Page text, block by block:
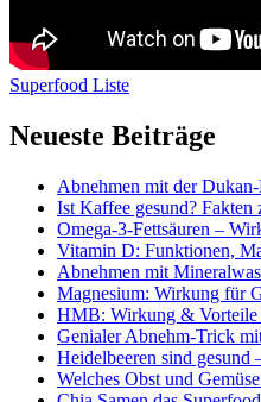
Superfood Liste
Neueste Beiträge
Abnehmen mit der
Ist Kaffee gesund?
Omega-3-Fettsäuren –
Vitamin D: Funktionen,
Abnehmen mit
Magnesium: Wirkung für
HMB: Wirkung & Vorteile
Genialer Abnehm-Trick
Heidelbeeren sind gesund
Welches Obst und